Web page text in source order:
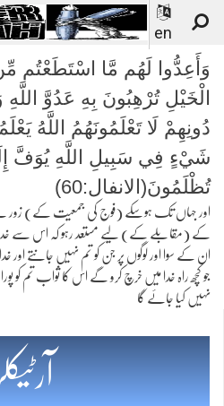
en
وَأَعِدُّوا لَهُم مَّا اسْتَطَعْتُم
الْخَيْلِ تُرْهِبُونَ بِهِ عَدُوَّ
دُونِهِمْ لَا تَعْلَمُونَهُمُ اللَّهُ
شَيْءٍ فِي سَبِيلِ اللَّهِ يُوَفَّ
تُظْلَمُونَ(الانفال:60)
اور جہاں تک ہوسکے (فوج کی جمعیت کے) زور
کے (مقابلے کے) لیے مستعد رہو کہ اس سے خدا
ان کے سوا اور لوگوں پر جن کو تم نہیں جانتے اور
جو کچھ راہ خدا میں خرچ کرو گے اس کا ثواب تم کو پورا
نہیں کیا جائے گا